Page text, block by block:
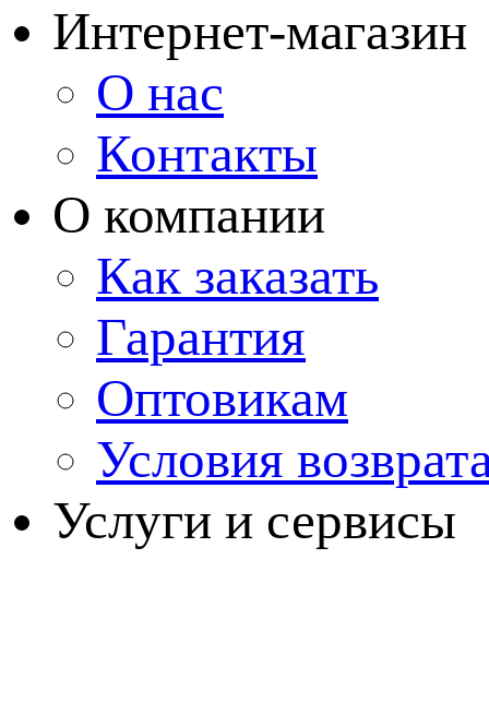
Интернет-магазин
О нас
Контакты
О компании
Как заказать
Гарантия
Оптовикам
Условия
Услуги и сервисы